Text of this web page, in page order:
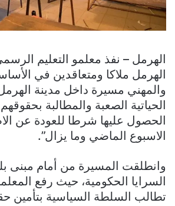
الهرمل – نفذ معلمو التعليم
الهرمل ملاكا ومتعاقدين في
والمهني مسيرة داخل مدينة
الحياتية الصعبة والمطالبة
الحصول عليها شرطا للعودة عن
الاسبوع الماضي وما يزال”.
وانطلقت المسيرة من أمام مبنى
السرايا الحكومية، حيث رفع
تطالب السلطة السياسية بتأمين